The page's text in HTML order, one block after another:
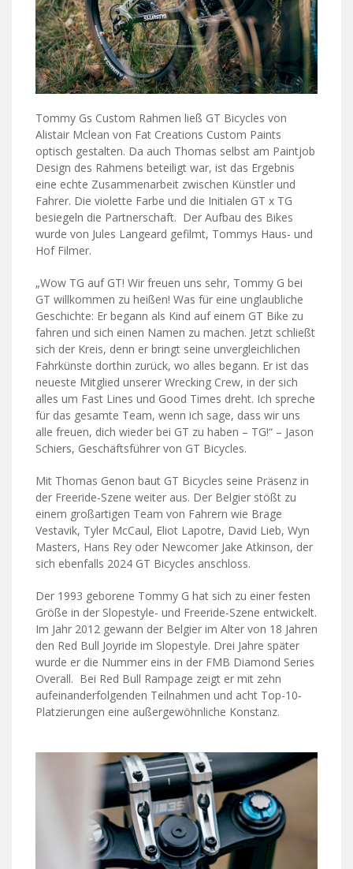
Tommy Gs Custom Rahmen ließ GT Bicycles von
Alistair Mclean von Fat Creations Custom Paints
optisch gestalten. Da auch Thomas selbst am Paintjob
Design des Rahmens beteiligt war, ist das Ergebnis
eine echte Zusammenarbeit zwischen Künstler und
Fahrer. Die violette Farbe und die Initialen GT x TG
besiegeln die Partnerschaft. Der Aufbau des Bikes
wurde von Jules Langeard gefilmt, Tommys Haus- und
Hof Filmer.
„Wow TG auf GT! Wir freuen uns sehr, Tommy G bei
GT willkommen zu heißen! Was für eine unglaubliche
Geschichte: Er begann als Kind auf einem GT Bike zu
fahren und sich einen Namen zu machen. Jetzt schließt
sich der Kreis, denn er bringt seine unvergleichlichen
Fahrkünste dorthin zurück, wo alles begann. Er ist das
neueste Mitglied unserer Wrecking Crew, in der sich
alles um Fast Lines und Good Times dreht. Ich spreche
für das gesamte Team, wenn ich sage, dass wir uns
alle freuen, dich wieder bei GT zu haben – TG!“ – Jason
Schiers, Geschäftsführer von GT Bicycles.
Mit Thomas Genon baut GT Bicycles seine Präsenz in
der Freeride-Szene weiter aus. Der Belgier stößt zu
einem großartigen Team von Fahrern wie Brage
Vestavik, Tyler McCaul, Eliot Lapotre, David Lieb, Wyn
Masters, Hans Rey oder Newcomer Jake Atkinson, der
sich ebenfalls 2024 GT Bicycles anschloss.
Der 1993 geborene Tommy G hat sich zu einer festen
Größe in der Slopestyle- und Freeride-Szene entwickelt.
Im Jahr 2012 gewann der Belgier im Alter von 18 Jahren
den Red Bull Joyride im Slopestyle. Drei Jahre später
wurde er die Nummer eins in der FMB Diamond Series
Overall. Bei Red Bull Rampage zeigt er mit zehn
aufeinanderfolgenden Teilnahmen und acht Top-10-
Platzierungen eine außergewöhnliche Konstanz.